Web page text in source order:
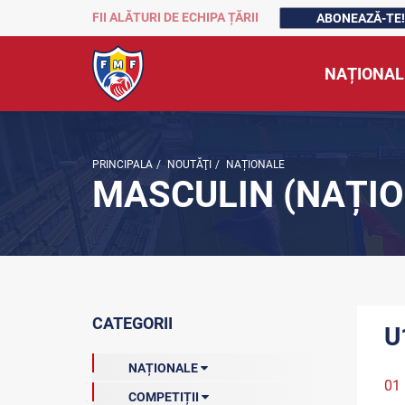
FII ALĂTURI DE ECHIPA ȚĂRII ABONEAZĂ-TE!
PRINCIPALA / NOUTĂŢI / NAȚIONALE
MASCULIN
CATEGORII
NAȚIONALE
COMPETIȚII
01